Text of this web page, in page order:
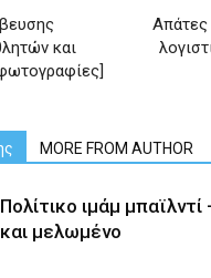
και
MORE FROM AUTHOR
Πολίτικο ιμάμ
και μελωμένο